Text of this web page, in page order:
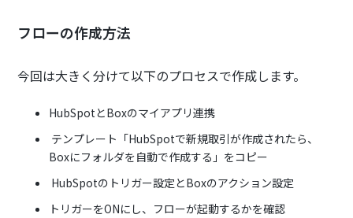
フローの作成方法
今回は大きく分けて以下のプロセスで作成します。
HubSpotとBoxのマイアプリ連携
テンプレート「HubSpotで新規取引が作成されたら、
Boxにフォルダを自動で作成する」をコピー
HubSpotのトリガー設定とBoxのアクション設定
トリガーをONにし、フローが起動するかを確認